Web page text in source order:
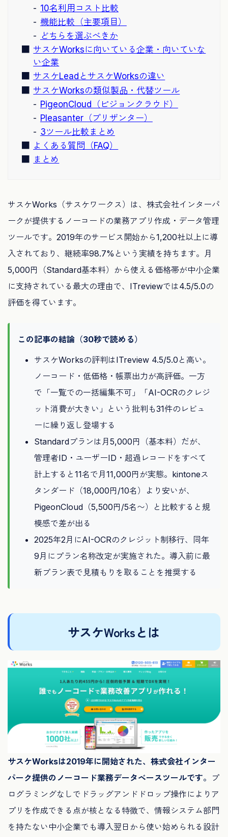
10名利用コスト比較
機能比較（主要項目）
どちらを選ぶべきか
サスケWorksに向いている企業・向いていな
い企業
サスケLeadとサスケWorksの違い
サスケWorksの類似製品・代替ツール
PigeonCloud（ピジョンクラウド）
Pleasanter（プリザンター）
3ツール比較まとめ
よくある質問（FAQ）
まとめ
サスケWorks（サスケワークス）は、株式会社インターパ
ークが提供するノーコードの業務アプリ作成・データ管理
ツールです。2019年のサービス開始から1,200社以上に導
入されており、継続率98.7%という実績を持ちます。月
5,000円（Standard基本料）から使える価格帯が中小企業
に支持されている最大の理由で、ITreviewでは4.5/5.0の
評価を得ています。
この記事の結論（30秒で読める）
サスケWorksの評判はITreview 4.5/5.0と高い。
ノーコード・低価格・帳票出力が高評価。一方
で「一覧での一括編集不可」「AI-OCRのクレジ
ット消費が大きい」という批判も31件のレビュ
ーに繰り返し登場する
Standardプランは月5,000円（基本料）だが、
管理者ID・ユーザーID・超過レコードをすべて
計上すると11名で月11,000円が実態。kintoneス
タンダード（18,000円/10名）より安いが、
PigeonCloud（5,500円/5名〜）と比較すると規
模感で差が出る
2025年2月にAI-OCRのクレジット制移行、同年
9月にプラン名称改定が実施された。導入前に最
新プラン表で見積もりを取ることを推奨する
サスケWorksとは
サスケWorksは2019年に開始された、株式会社インター
パーク提供のノーコード業務データベースツールです。
プ
ログラミングなしでドラッグアンドドロップ操作によりア
プリを作成できる点が核となる特徴で、情報システム部門
を持たない中小企業でも導入翌日から使い始められる設計